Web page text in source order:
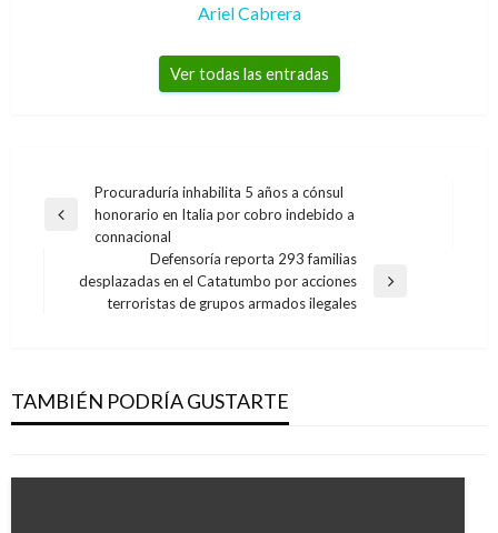
Ariel Cabrera
Ver todas las entradas
Navegación
de
Entrada
Procuraduría inhabilita 5 años a cónsul
honorario en Italia por cobro indebido a
connacional
Entrada
siguiente
Defensoría reporta 293 familias
desplazadas en el Catatumbo por acciones
terroristas de grupos armados ilegales
TAMBIÉN PODRÍA GUSTARTE
este miércoles 22 de noviembre en Colombia
Ariel Cabrera jueves noviembre 23, 2017